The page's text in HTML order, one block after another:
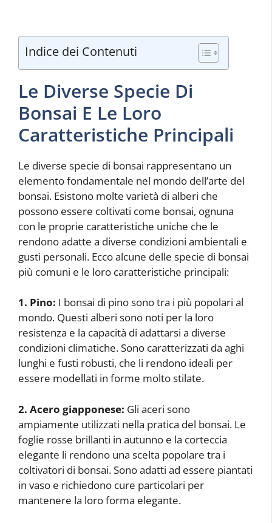
Indice dei Contenuti
Le Diverse Specie Di
Bonsai E Le Loro
Caratteristiche Principali
Le diverse specie di bonsai rappresentano un
elemento fondamentale nel mondo dell’arte del
bonsai. Esistono molte varietà di alberi che
possono essere coltivati come bonsai, ognuna
con le proprie caratteristiche uniche che le
rendono adatte a diverse condizioni ambientali e
gusti personali. Ecco alcune delle specie di bonsai
più comuni e le loro caratteristiche principali:
1. Pino: I bonsai di pino sono tra i più popolari al
mondo. Questi alberi sono noti per la loro
resistenza e la capacità di adattarsi a diverse
condizioni climatiche. Sono caratterizzati da aghi
lunghi e fusti robusti, che li rendono ideali per
essere modellati in forme molto stilate.
2. Acero giapponese: Gli aceri sono
ampiamente utilizzati nella pratica del bonsai. Le
foglie rosse brillanti in autunno e la corteccia
elegante li rendono una scelta popolare tra i
coltivatori di bonsai. Sono adatti ad essere piantati
in vaso e richiedono cure particolari per
mantenere la loro forma elegante.